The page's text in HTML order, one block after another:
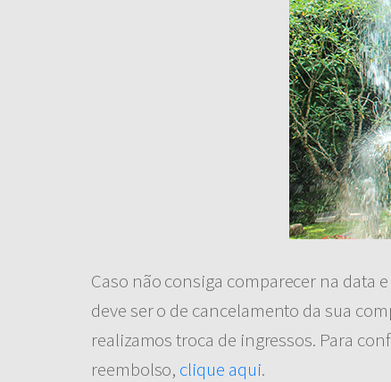
Caso não consiga comparecer na data
deve ser o de cancelamento da sua
realizamos troca de ingressos. Para
reembolso, clique aqui.